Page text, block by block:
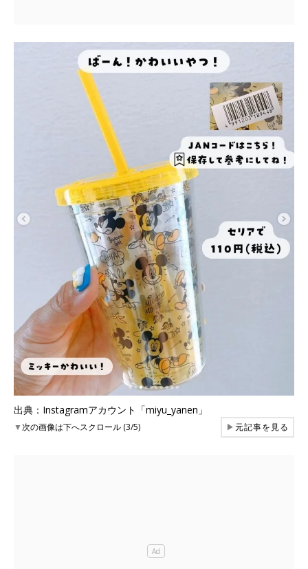
出典：Instagramアカウント「miyu_yanen」
▼次の画像は下へスクロール (3/5) ▶元記事を見る